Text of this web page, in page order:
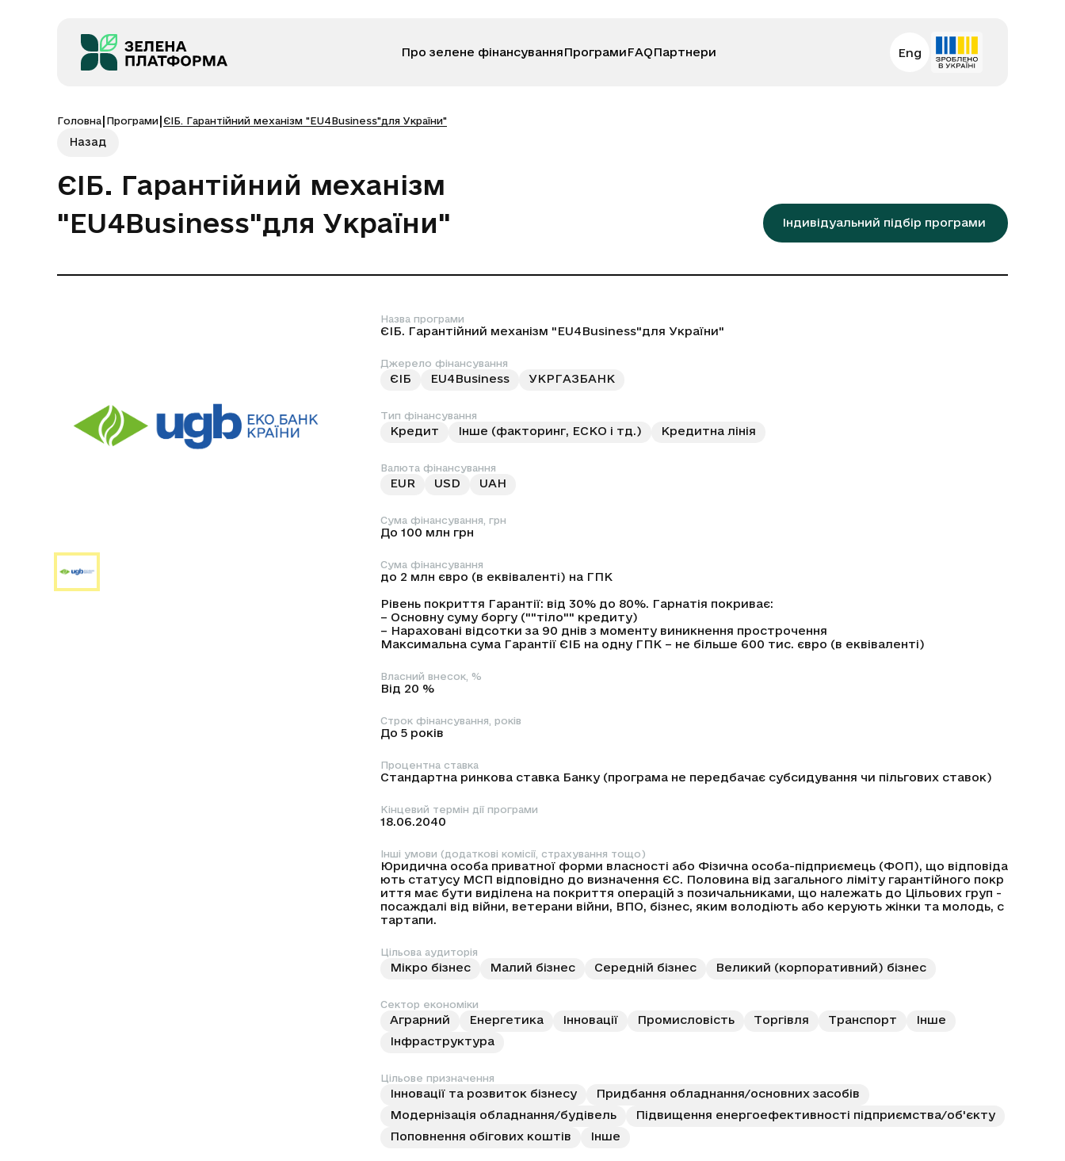
Про зелене фінансування Програми FAQ Партнери Eng
Головна Програми ЄІБ. Гарантійний механізм "EU4Business"для України"
Назад
ЄІБ. Гарантійний механізм
"EU4Business"для України"
Індивідуальний підбір програми
Назва програми
ЄІБ. Гарантійний механізм "EU4Business"для України"
Джерело фінансування
ЄІБ EU4Business УКРГАЗБАНК
Тип фінансування
Кредит Інше (факторинг, ЕСКО і тд.) Кредитна лінія
Валюта фінансування
EUR USD UAH
Сума фінансування, грн
До 100 млн грн
Сума фінансування
до 2 млн євро (в еквіваленті) на ГПК
Рівень покриття Гарантії: від 30% до 80%. Гарнатія покриває:
– Основну суму боргу (""тіло"" кредиту)
– Нараховані відсотки за 90 днів з моменту виникнення прострочення
Максимальна сума Гарантії ЄІБ на одну ГПК – не більше 600 тис. євро (в еквіваленті)
Власний внесок, %
Від 20 %
Строк фінансування, років
До 5 років
Процентна ставка
Стандартна ринкова ставка Банку (програма не передбачає субсидування чи пільгових ставок)
Кінцевий термін дії програми
18.06.2040
Інші умови (додаткові комісії, страхування тощо)
Юридична особа приватної форми власності або Фізична особа-підприємець (ФОП), що відповіда
ють статусу МСП відповідно до визначення ЄС. Половина від загального ліміту гарантійного покр
иття має бути виділена на покриття операцій з позичальниками, що належать до Цільових груп -
посаждалі від війни, ветерани війни, ВПО, бізнес, яким володіють або керують жінки та молодь, с
тартапи.
Цільова аудиторія
Мікро бізнес Малий бізнес Середній бізнес Великий (корпоративний) бізнес
Сектор економіки
Аграрний Енергетика Інновації Промисловість Торгівля Транспорт
Інше
Інфраструктура
Цільове призначення
Інновації та розвиток бізнесу
Придбання обладнання/основних засобів
Модернізація обладнання/будівель
Підвищення енергоефективності підприємства/об'єкту
Поповнення обігових коштів
Інше